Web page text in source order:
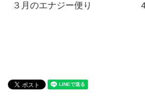
３月のエナジー便り